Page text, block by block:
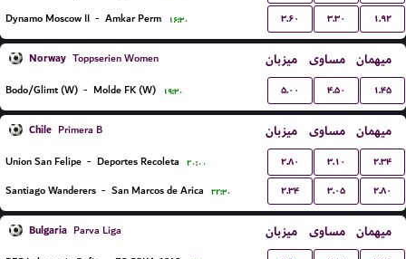
Dynamo Moscow II - Amkar Perm ۱۶:۳۰ ۳.۶۰ ۳.۳۰ ۱.۹۲
Norway Toppserien Women میزبان مساوی میهمان
Bodo/Glimt (W) - Molde FK (W) ۱۹:۳۰ ۵.۰۰ ۴.۵۰ ۱.۴۵
Chile Primera B میزبان مساوی میهمان
Union San Felipe - Deportes Recoleta ۲۰:۰۰ ۲.۸۰ ۳.۱۰ ۲.۳۴
Santiago Wanderers - San Marcos de Arica ۲۲:۳۰ ۲.۳۴ ۳.۰۵ ۲.۸۰
Bulgaria Parva Liga میزبان مساوی میهمان